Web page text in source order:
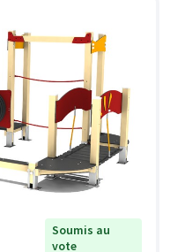
Soumis au
vote